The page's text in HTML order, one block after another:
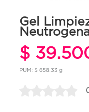
Gel
$
PUM: $ 658.33 g